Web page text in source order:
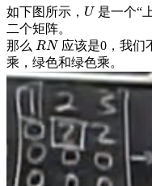
如下图所示， U
U 是一个“
二个矩阵。
那么 RN
RN 应该是0，我们
乘，绿色和绿色乘。